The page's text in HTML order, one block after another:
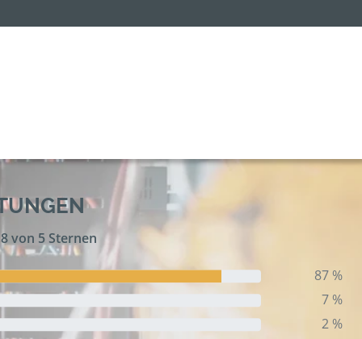
von 5 Sternen
87 %
7 %
2 %